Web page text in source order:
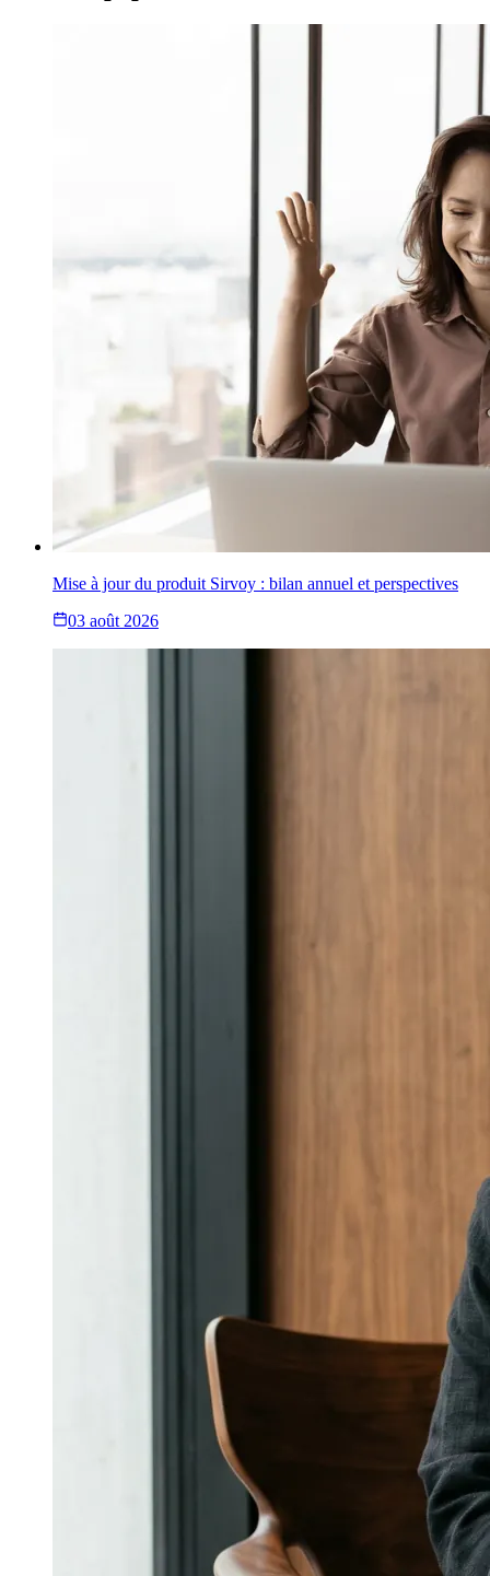
Mise à jour du produit Sirvoy : bilan annuel et perspectives
03 août 2026